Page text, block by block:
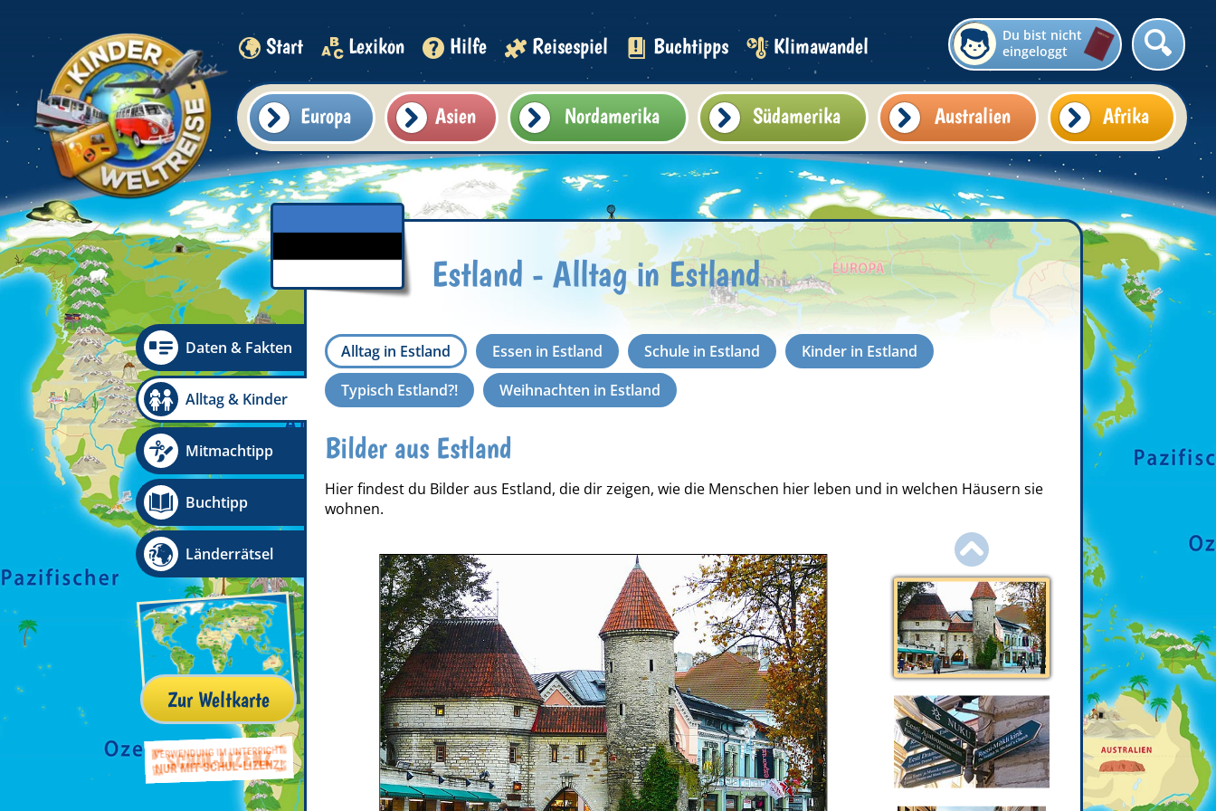
Start Lexikon Hilfe Reisespiel Buchtipps Klimawandel
Du bist nicht
eingeloggt
Europa Asien Nordamerika Südamerika Australien Afrika
Daten & Fakten
Alltag & Kinder
Mitmachtipp
Buchtipp
Länderrätsel
Zur Weltkarte
Estland - Alltag in Estland
Alltag in Estland Essen in Estland Schule in Estland
Kinder in Estland
Typisch Estland?!
Weihnachten in Estland
Bilder aus Estland
Hier findest du Bilder aus Estland, die dir zeigen, wie die Menschen hier leben und in welchen Häusern sie
wohnen.